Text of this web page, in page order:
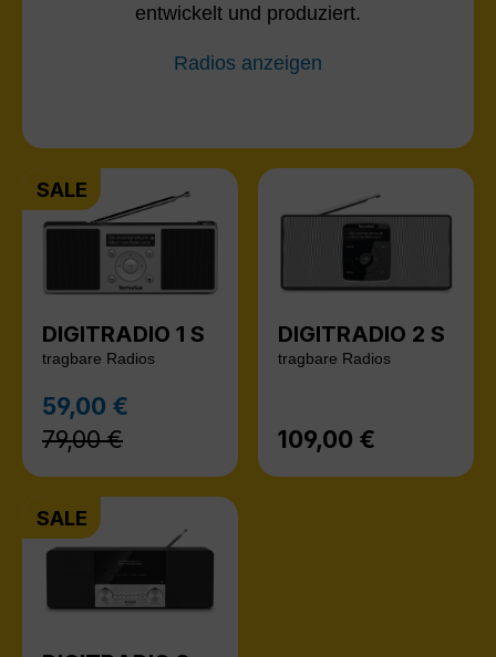
entwickelt und produziert.
Radios anzeigen
SALE
DIGITRADIO 1 S
tragbare Radios
Verkaufspreis:
59,00 €
79,00 €
DIGITRADIO 2 S
tragbare Radios
Regulärer Preis:
109,00 €
SALE